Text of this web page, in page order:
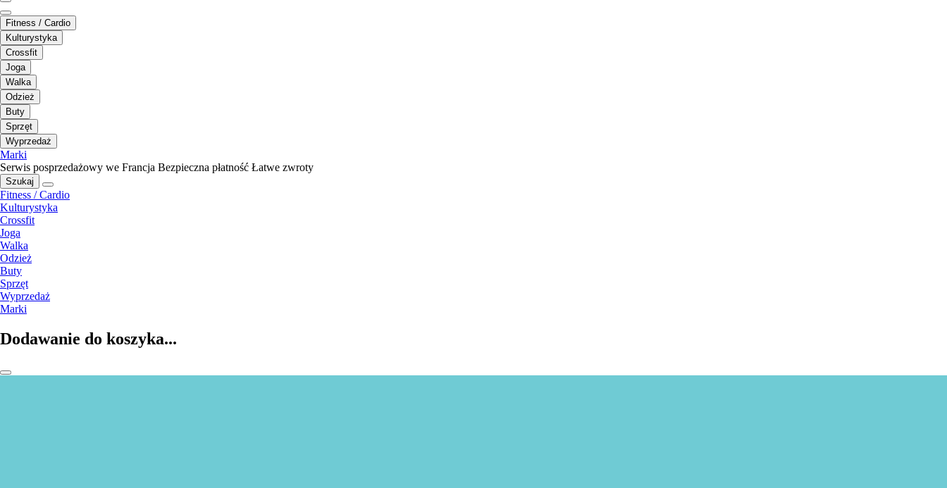
Fitness / Cardio
Kulturystyka
Crossfit
Joga
Walka
Odzież
Buty
Sprzęt
Wyprzedaż
Marki
Serwis posprzedażowy we Francja Bezpieczna płatność Łatwe zwroty
Szukaj
Fitness / Cardio
Kulturystyka
Crossfit
Joga
Walka
Odzież
Buty
Sprzęt
Wyprzedaż
Marki
Dodawanie do koszyka...